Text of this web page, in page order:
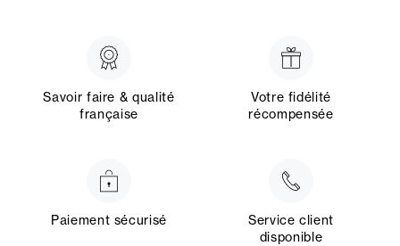
Savoir faire & qualité
française
Votre fidélité
récompensée
Paiement sécurisé
Service client
disponible